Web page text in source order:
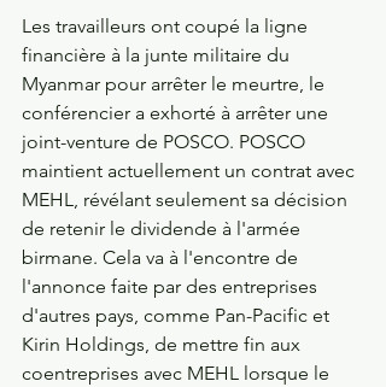
Les travailleurs ont coupé la ligne
financière à la junte militaire du
Myanmar pour arrêter le meurtre, le
conférencier a exhorté à arrêter une
joint-venture de POSCO. POSCO
maintient actuellement un contrat avec
MEHL, révélant seulement sa décision
de retenir le dividende à l'armée
birmane. Cela va à l'encontre de
l'annonce faite par des entreprises
d'autres pays, comme Pan-Pacific et
Kirin Holdings, de mettre fin aux
coentreprises avec MEHL lorsque le